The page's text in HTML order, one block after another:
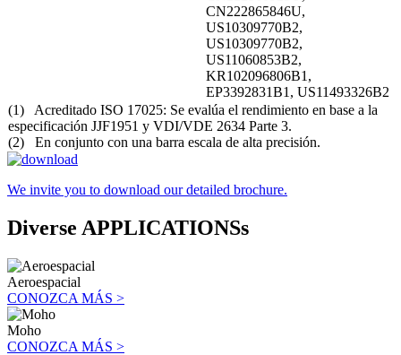
CN222865846U,
US10309770B2,
US10309770B2,
US11060853B2,
KR102096806B1,
EP3392831B1, US11493326B2
(1) Acreditado ISO 17025: Se evalúa el rendimiento en base a la
especificación JJF1951 y VDI/VDE 2634 Parte 3.
(2) En conjunto con una barra escala de alta precisión.
We invite you to download our detailed brochure.
Diverse APPLICATIONSs
Aeroespacial
CONOZCA MÁS >
Moho
CONOZCA MÁS >